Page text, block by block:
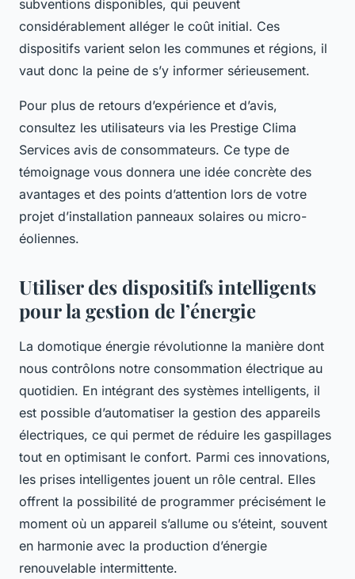
subventions disponibles, qui peuvent
considérablement alléger le coût initial. Ces
dispositifs varient selon les communes et régions, il
vaut donc la peine de s’y informer sérieusement.
Pour plus de retours d’expérience et d’avis,
consultez les utilisateurs via les Prestige Clima
Services avis de consommateurs. Ce type de
témoignage vous donnera une idée concrète des
avantages et des points d’attention lors de votre
projet d’installation panneaux solaires ou micro-
éoliennes.
Utiliser des dispositifs intelligents
pour la gestion de l’énergie
La domotique énergie révolutionne la manière dont
nous contrôlons notre consommation électrique au
quotidien. En intégrant des systèmes intelligents, il
est possible d’automatiser la gestion des appareils
électriques, ce qui permet de réduire les gaspillages
tout en optimisant le confort. Parmi ces innovations,
les prises intelligentes jouent un rôle central. Elles
offrent la possibilité de programmer précisément le
moment où un appareil s’allume ou s’éteint, souvent
en harmonie avec la production d’énergie
renouvelable intermittente.